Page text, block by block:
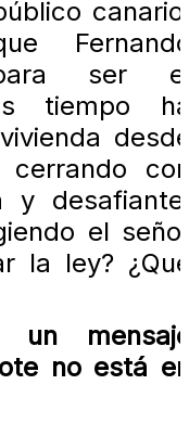
ser
tiempo
cerrando
y
el
la ley?
un
no está